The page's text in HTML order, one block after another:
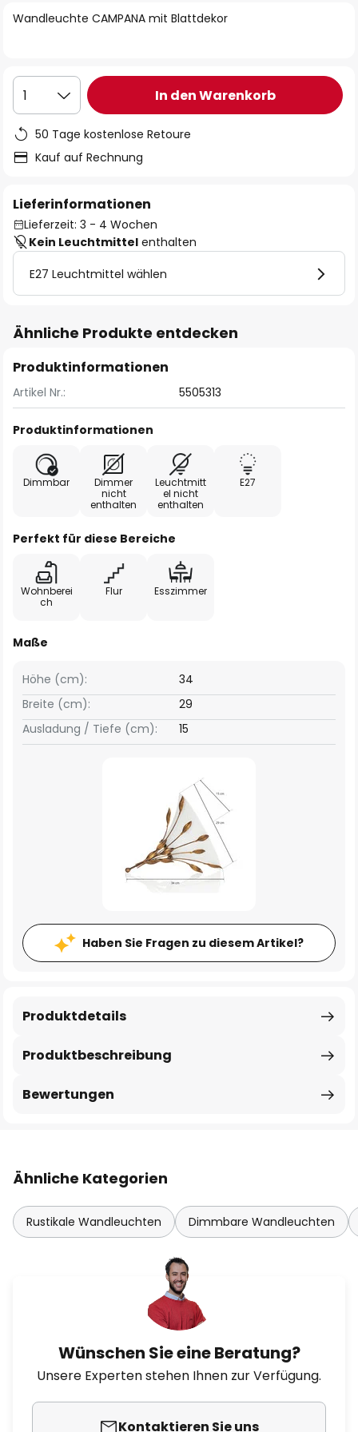
Wandleuchte CAMPANA mit Blattdekor
1 In den Warenkorb
50 Tage kostenlose Retoure
Kauf auf Rechnung
Lieferinformationen
Lieferzeit: 3 - 4 Wochen
Kein Leuchtmittel enthalten
E27 Leuchtmittel wählen
Ähnliche Produkte entdecken
Produktinformationen
Artikel Nr.: 5505313
Produktinformationen
Dimmbar
Dimmer
nicht
enthalten
Leuchtmitt
el nicht
enthalten
E27
Perfekt für diese Bereiche
Wohnberei
ch
Flur Esszimmer
Maße
Breite (cm): 29
Höhe (cm): 34
Ausladung / Tiefe (cm): 15
Haben Sie Fragen zu diesem Artikel?
Produktbeschreibung
Produktdetails
Bewertungen
Ähnliche Kategorien
Rustikale Wandleuchten Dimmbare Wandleuchten
Wünschen Sie eine Beratung?
Unsere Experten stehen Ihnen zur Verfügung.
Kontaktieren Sie uns